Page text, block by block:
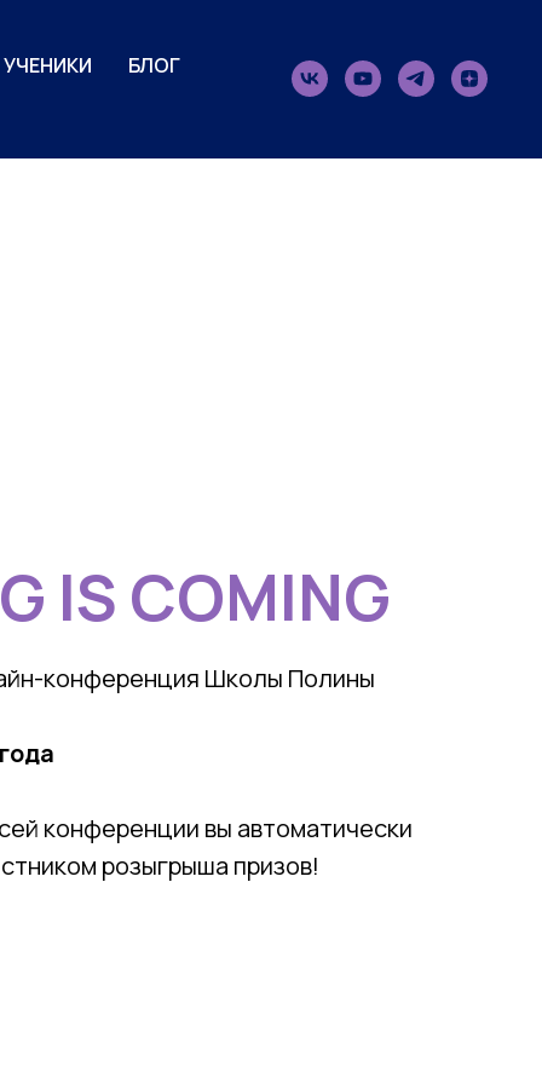
УЧЕНИКИ БЛОГ
IS COMING
конференция Школы Полины
конференции вы автоматически
розыгрыша призов!